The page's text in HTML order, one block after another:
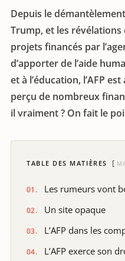
Depuis le
Trump, et les révélations
projets financés par
d’apporter de l’aide
et à l’éducation, l’AFP
perçu de nombreux
il vraiment ? On fait le
TABLE DES MATIÈRES
Les rumeurs vont
Un site opaque
L’AFP dans les
L’AFP exerce son